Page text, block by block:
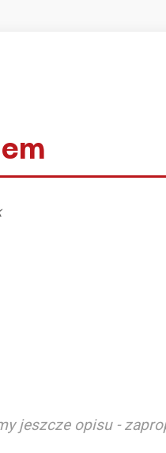
jeszcze opisu -